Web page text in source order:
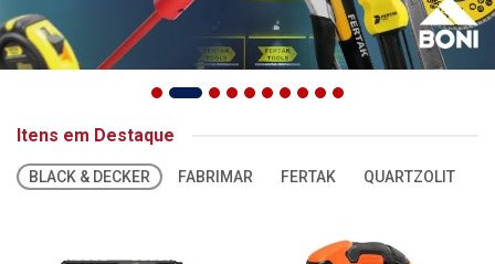
Itens em Destaque
BLACK & DECKER FABRIMAR FERTAK QUARTZOLIT